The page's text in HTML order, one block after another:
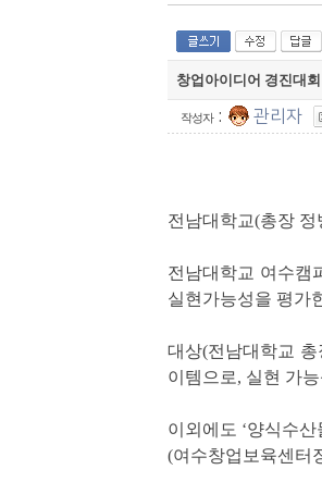
창업아이디어 경진대
작성자: 관리자
전남대학교(총장 정
전남대학교 여수캠
실현가능성을 평가
대상(전남대학교 총
이템으로, 실현 가
이외에도 ‘양식수산
(여수창업보육센터